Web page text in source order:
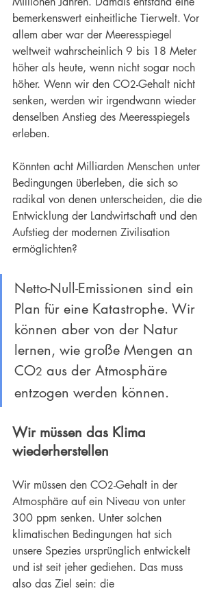
bemerkenswert einheitliche Tierwelt. Vor
allem aber war der Meeresspiegel
weltweit wahrscheinlich 9 bis 18 Meter
höher als heute, wenn nicht sogar noch
höher. Wenn wir den CO2-Gehalt nicht
senken, werden wir irgendwann wieder
denselben Anstieg des Meeresspiegels
erleben.
Könnten acht Milliarden Menschen unter
Bedingungen überleben, die sich so
radikal von denen unterscheiden, die die
Entwicklung der Landwirtschaft und den
Aufstieg der modernen Zivilisation
ermöglichten?
Netto-Null-Emissionen sind ein
Plan für eine Katastrophe. Wir
können aber von der Natur
lernen, wie große Mengen an
CO2 aus der Atmosphäre
entzogen werden können.
Wir müssen das Klima
wiederherstellen
Wir müssen den CO2-Gehalt in der
Atmosphäre auf ein Niveau von unter
300 ppm senken. Unter solchen
klimatischen Bedingungen hat sich
unsere Spezies ursprünglich entwickelt
und ist seit jeher gediehen. Das muss
also das Ziel sein: die